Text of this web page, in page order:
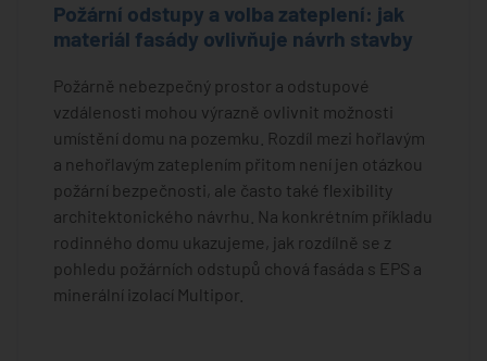
Požární odstupy a volba zateplení: jak
materiál fasády ovlivňuje návrh stavby
Požárně nebezpečný prostor a odstupové
vzdálenosti mohou výrazně ovlivnit možnosti
umístění domu na pozemku. Rozdíl mezi hořlavým
a nehořlavým zateplením přitom není jen otázkou
požární bezpečnosti, ale často také flexibility
architektonického návrhu. Na konkrétním příkladu
rodinného domu ukazujeme, jak rozdílně se z
pohledu požárních odstupů chová fasáda s EPS a
minerální izolací Multipor.